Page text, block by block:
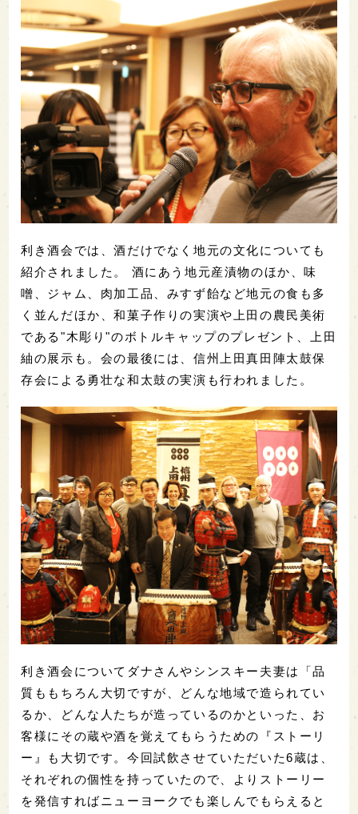
利き酒会では、酒だけでなく地元の文化についても
紹介されました。 酒にあう地元産漬物のほか、味
噌、ジャム、肉加工品、みすず飴など地元の食も多
く並んだほか、和菓子作りの実演や上田の農民美術
である"木彫り"のボトルキャップのプレゼント、上田
紬の展示も。会の最後には、信州上田真田陣太鼓保
存会による勇壮な和太鼓の実演も行われました。
利き酒会についてダナさんやシンスキー夫妻は「品
質ももちろん大切ですが、どんな地域で造られてい
るか、どんな人たちが造っているのかといった、お
客様にその蔵や酒を覚えてもらうための『ストーリ
ー』も大切です。今回試飲させていただいた6蔵は、
それぞれの個性を持っていたので、よりストーリー
を発信すればニューヨークでも楽しんでもらえると